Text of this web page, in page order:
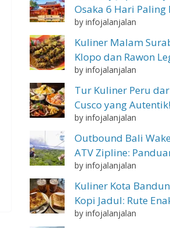
Osaka 6 Hari Paling
by infojalanjalan
Kuliner Malam
Klopo dan Rawon
by infojalanjalan
Tur Kuliner Peru
Cusco yang Autentik!
by infojalanjalan
Outbound Bali
ATV Zipline:
by infojalanjalan
Kuliner Kota
Kopi Jadul: Rute
by infojalanjalan